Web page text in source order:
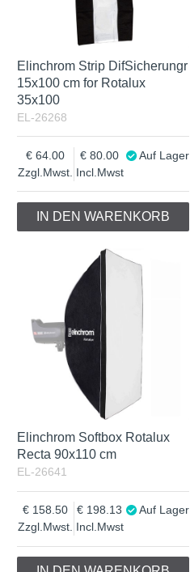
Elinchrom Strip DifSicherungr
15x100 cm for Rotalux
35x100
EL-26268
Zzgl.Mwst.
64.00
Incl.Mwst
80.00 Auf Lager
IN DEN WARENKORB
Elinchrom Softbox Rotalux
Recta 90x110 cm
EL-26641
Zzgl.Mwst.
158.50
Incl.Mwst
198.13 Auf Lager